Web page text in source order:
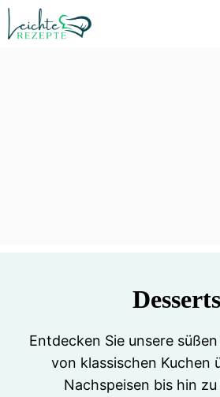
Zum
Inhalt
Desserts
Entdecken Sie unsere
von klassischen Kuchen
Nachspeisen bis hin